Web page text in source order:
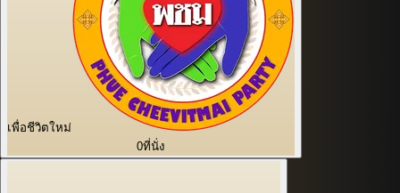
เพื่อชีวิตใหม่
0ที่นั่ง